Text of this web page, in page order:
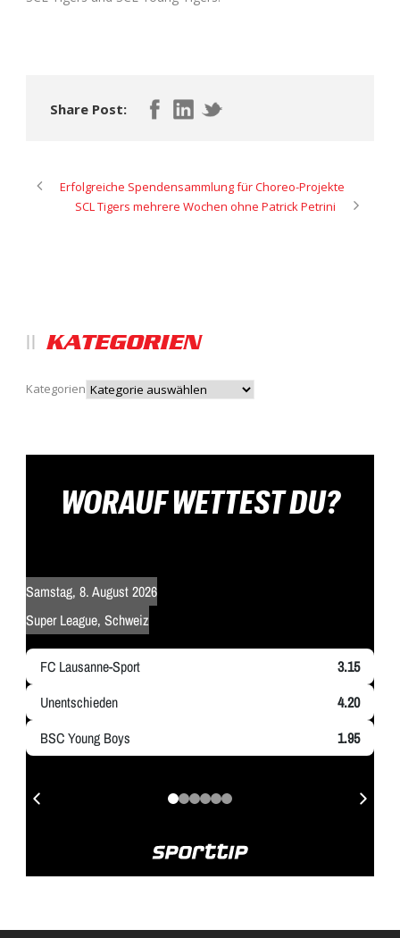
Share Post:
Erfolgreiche Spendensammlung für Choreo-Projekte
SCL Tigers mehrere Wochen ohne Patrick Petrini
KATEGORIEN
Kategorien